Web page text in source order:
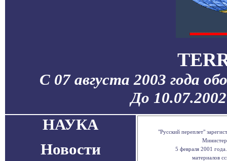
С 07 августа 2003 года
До
НАУКА
Новости
"Русский переплет"
5 февраля 2001
материалов